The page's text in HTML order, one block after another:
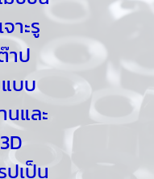
าะรู
าป
บบ
และ
เป็น